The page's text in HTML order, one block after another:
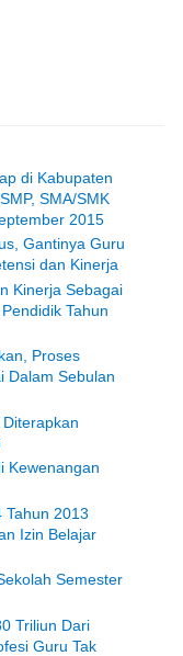
di Kabupaten
SMA/SMK
2015
Gantinya Guru
dan Kinerja
Kinerja Sebagai
Tahun
Proses
Dalam Sebulan
Kewenangan
Tahun 2013
Izin Belajar
Semester
Triliun Dari
Guru Tak